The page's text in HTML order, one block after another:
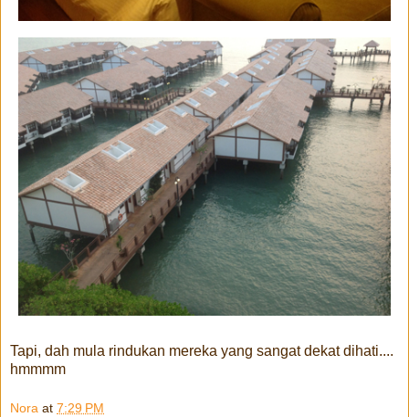
Tapi, dah mula rindukan mereka yang sangat dekat dihati....
hmmmm
Nora at 7:29 PM